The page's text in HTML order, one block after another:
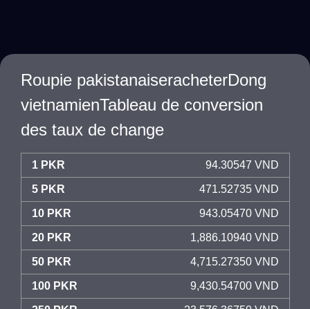
Roupie pakistanaiseracheterDong
vietnamienTableau de conversion
des taux de change
1 PKR 94.30547 VND
5 PKR 471.52735 VND
10 PKR 943.05470 VND
20 PKR 1,886.10940 VND
50 PKR 4,715.27350 VND
100 PKR 9,430.54700 VND